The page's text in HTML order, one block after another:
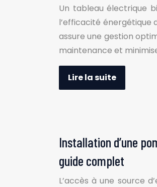
Un tableau électrique
l’efficacité énergétique
assure une gestion
maintenance et
Lire la suite
Installation d’une
guide complet
L’accès à une source